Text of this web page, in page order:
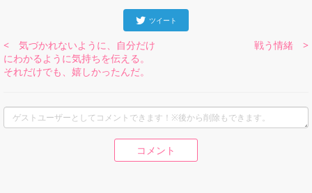
ツイート
< 気づかれないように、自分だけ
にわかるように気持ちを伝える。
それだけでも、嬉しかったんだ。
戦う情緒 >
コメント